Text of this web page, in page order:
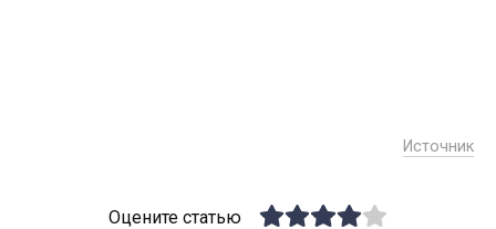
Источник
Оцените статью